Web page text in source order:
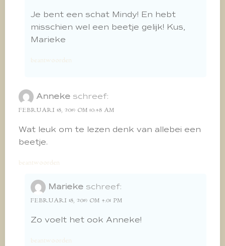
Je bent een schat Mindy! En hebt
misschien wel een beetje gelijk! Kus,
Marieke
beantwoorden
Anneke schreef:
FEBRUARI 18, 2019 OM 10:48 AM
Wat leuk om te lezen denk van allebei een
beetje.
beantwoorden
Marieke schreef:
FEBRUARI 18, 2019 OM 4:01 PM
Zo voelt het ook Anneke!
beantwoorden